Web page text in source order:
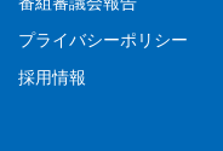
プライバシーポリシー
採用情報